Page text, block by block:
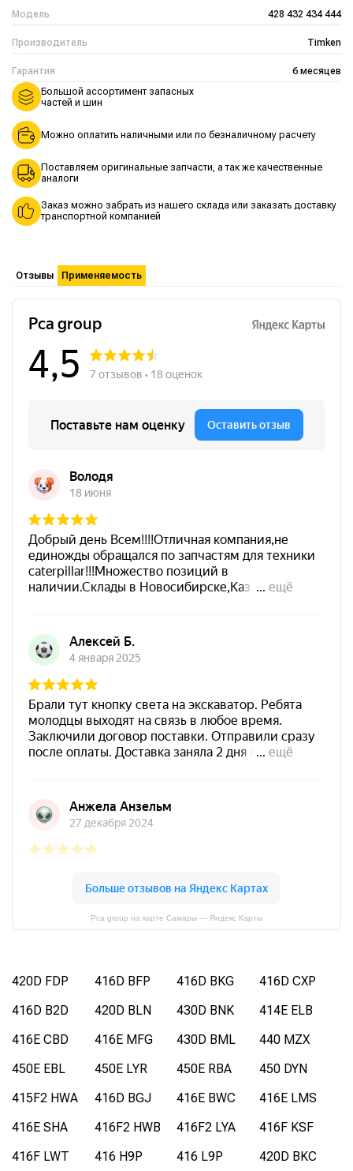
Модель 428 432 434 444
Производитель Timken
Гарантия 6 месяцев
Большой ассортимент запасных
частей и шин
Можно оплатить наличными или по безналичному расчету
Поставляем оригинальные запчасти, а так же качественные
аналоги
Заказ можно забрать из нашего склада или заказать доставку
транспортной компанией
Отзывы Применяемость
Pca group на карте Самары — Яндекс Карты
420D FDP 416D BFP 416D BKG
416D CXP
416D B2D
420D BLN 430D BNK
414E ELB
416E CBD
416E MFG 430D BML
440 MZX
450E EBL
450E LYR 450E RBA
450 DYN
415F2 HWA
416D BGJ 416E BWC
416E LMS
416E SHA
416F2 HWB 416F2 LYA
416F KSF
416F LWT
416 H9P 416 L9P 420D BKC